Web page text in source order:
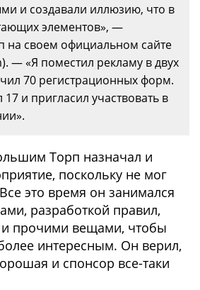
и создавали иллюзию, что в
элементов», —
на своем официальном сайте
— «Я поместил рекламу в двух
70 регистрационных форм.
и пригласил участвовать в
Торп назначал и
поскольку не мог
это время он занимался
разработкой правил,
прочими вещами, чтобы
интересным. Он верил,
и спонсор все-таки